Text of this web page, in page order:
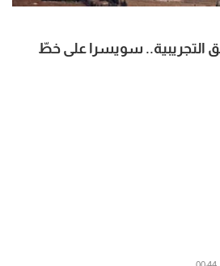
التجريبية.. سويسرا على خطّ